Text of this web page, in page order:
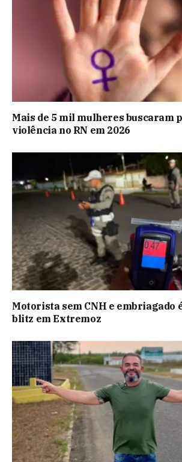
Mais de 5 mil mulheres buscaram
violência no RN em 2026
Motorista sem CNH e embriagado
blitz em Extremoz